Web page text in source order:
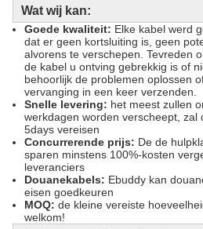
Wat wij kan:
Goede kwaliteit: Elke kabel werd
dat er geen kortsluiting is, geen
alvorens te verschepen. Tevreden
de kabel u ontving gebrekkig is of
behoorlijk de problemen oplossen
vervanging in een keer verzenden.
Snelle levering: het meest zullen
werkdagen worden verscheept, zal
5days vereisen
Concurrerende prijs: De de
sparen minstens 100%-kosten
leveranciers
Douanekabels: Ebuddy kan
eisen goedkeuren
MOQ: de kleine vereiste
welkom!